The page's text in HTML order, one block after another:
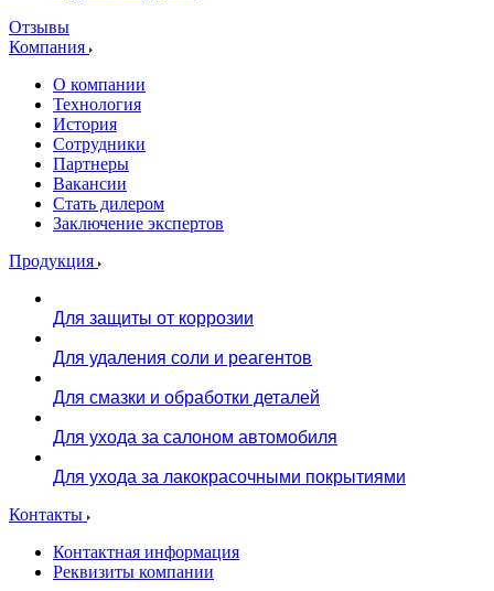
Отзывы
Компания
О компании
Технология
История
Сотрудники
Партнеры
Вакансии
Стать дилером
Заключение экспертов
Продукция
Для защиты от коррозии
Для удаления соли и реагентов
Для смазки и обработки деталей
Для ухода за салоном автомобиля
Для ухода за лакокрасочными покрытиями
Контакты
Контактная информация
Реквизиты компании